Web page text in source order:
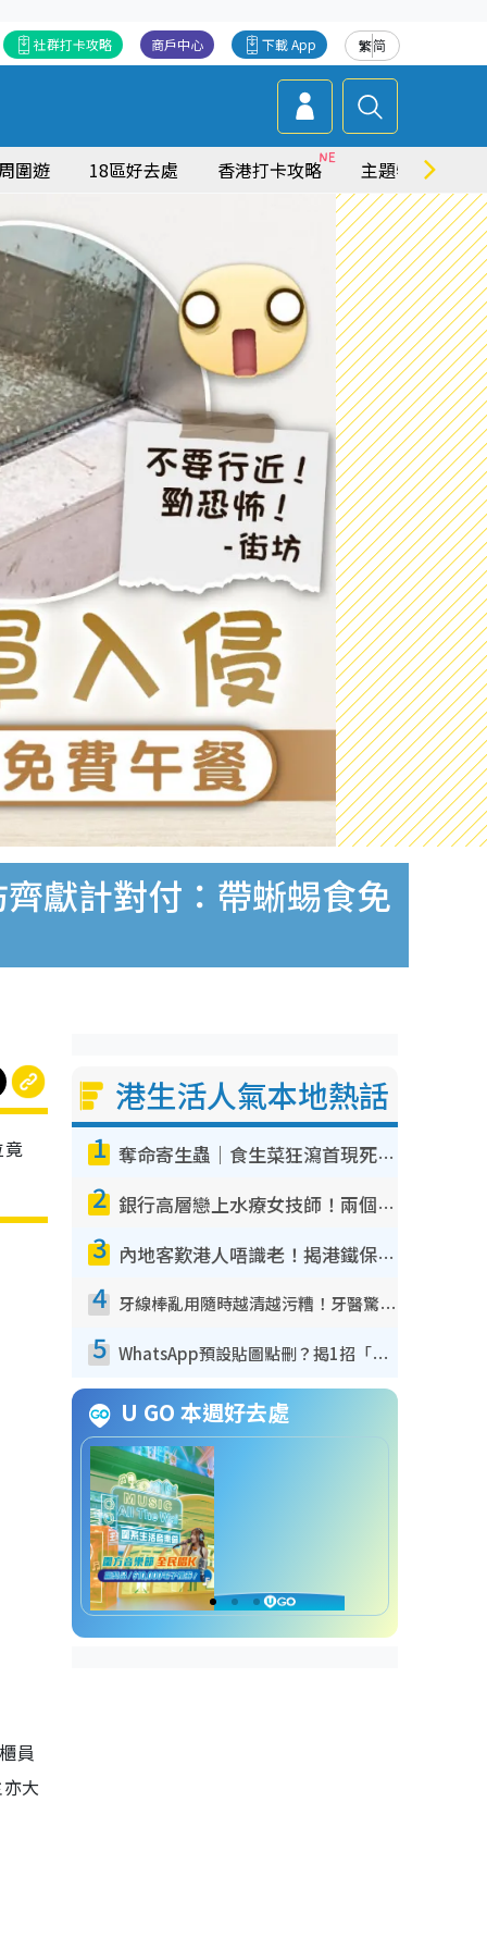
繁简
下載 App
商戶中心
社群打卡攻略
圍遊 18區好去處 香港打卡攻略 主題特集
獻計對付：帶蜥蜴食免
竟
員
大
港生活人氣本地熱話
1 奪命寄生蟲｜食生菜狂瀉首現死者！疫潮惡化錄1.8萬宗病例 揭洗菜3大謬誤
2 銀行高層戀上水療女技師！兩個月借128萬驚覺「沉船」沉落火海 揭背後疑似邪教操控賣淫
3 內地客歎港人唔識老！揭港鐵保鮮級冷氣 港人求放過：咪投訴
4 牙線棒亂用隨時越清越污糟！牙醫驚揭盲目過戶細菌恐致蛀牙：呢種先係日常真保養
5 WhatsApp預設貼圖點刪？揭1招「反向操作」還原簡潔介面 附3步實測教學
U GO 本週好去處